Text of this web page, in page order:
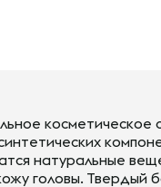
косметическое
натуральные
головы. Твердый